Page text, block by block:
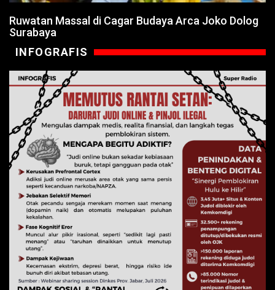
Ruwatan Massal di Cagar Budaya Arca Joko Dolog
Surabaya
INFOGRAFIS